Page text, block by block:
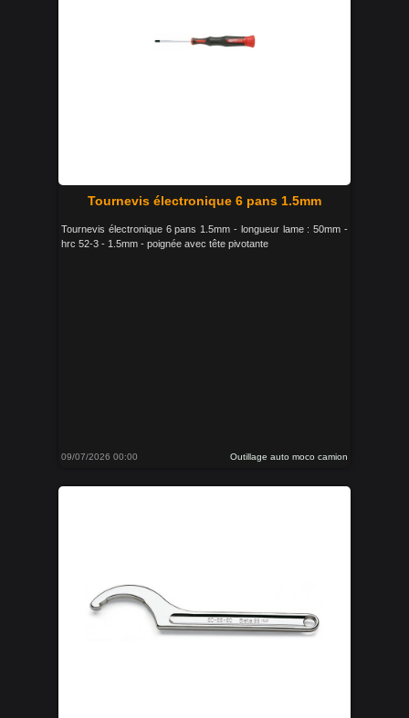
Tournevis électronique 6 pans 1.5mm
Tournevis électronique 6 pans 1.5mm - longueur lame : 50mm -
hrc 52-3 - 1.5mm - poignée avec tête pivotante
09/07/2026 00:00 Outillage auto moco camion